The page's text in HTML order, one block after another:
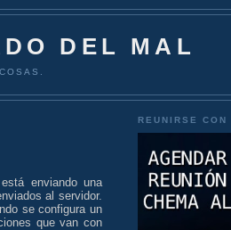
DEL MAL
enviando una
al servidor.
se configura un
que van con
REUNIRSE CON